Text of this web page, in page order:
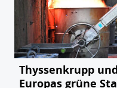
Thyssenkrupp
Europas grüne